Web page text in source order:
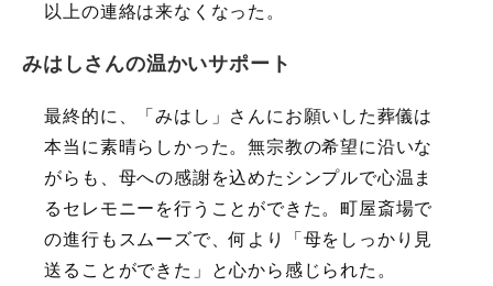
以上の連絡は来なくなった。
みはしさんの温かいサポート
最終的に、「みはし」さんにお願いした葬儀は
本当に素晴らしかった。無宗教の希望に沿いな
がらも、母への感謝を込めたシンプルで心温ま
るセレモニーを行うことができた。町屋斎場で
の進行もスムーズで、何より「母をしっかり見
送ることができた」と心から感じられた。